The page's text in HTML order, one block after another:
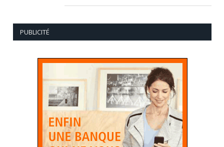
PUBLICITÉ